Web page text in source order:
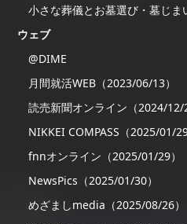
小さな葬儀とお墓選び・墓じま
ウェブ
@DIME
月間就活WEB（2023/06/13）
読売新聞オンライン（2024/12/
NIKKEI COMPASS（2025/01/29
fnnオンライン（2025/01/29）
NewsPics（2025/01/30）
めざましmedia（2025/08/26）